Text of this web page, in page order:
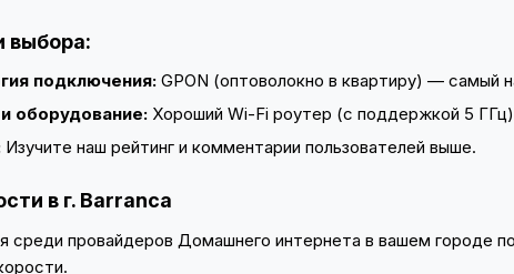
выбора:
подключения: GPON (оптоволокно в квартиру) — самый
оборудование: Хороший Wi-Fi роутер (с поддержкой 5
Изучите наш рейтинг и комментарии пользователей выше.
в г. Barranca
среди провайдеров Домашнего интернета в вашем городе